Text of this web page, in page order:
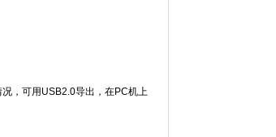
，可用USB2.0导出，在PC机上